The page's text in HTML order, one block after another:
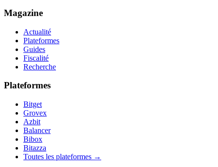
Magazine
Actualité
Plateformes
Guides
Fiscalité
Recherche
Plateformes
Bitget
Grovex
Azbit
Balancer
Bibox
Bitazza
Toutes les plateformes →